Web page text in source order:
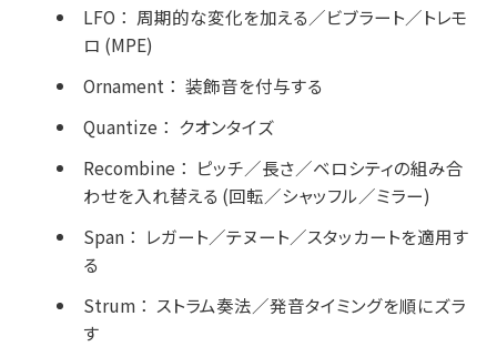
LFO ： 周期的な変化を加える／ビブラート／トレモ
ロ (MPE)
Ornament ： 装飾音を付与する
Quantize ： クオンタイズ
Recombine ： ピッチ／長さ／ベロシティの組み合
わせを入れ替える (回転／シャッフル／ミラー)
Span： レガート／テヌート／スタッカートを適用す
る
Strum： ストラム奏法／発音タイミングを順にズラ
す